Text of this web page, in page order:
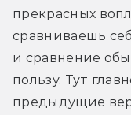
прекрасных
сравниваешь
и сравнение
пользу. Тут
предыдущие